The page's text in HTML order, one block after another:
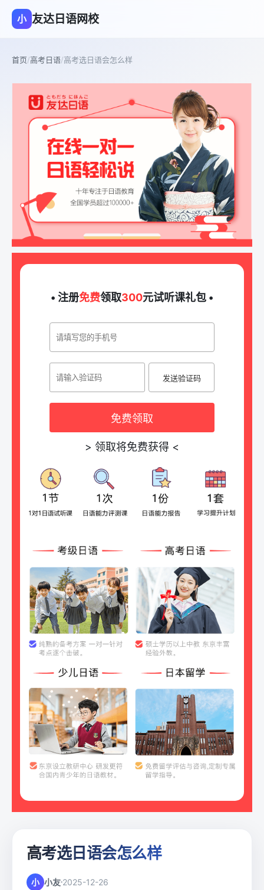
小 友达日语网校
首页/高考日语/高考选日语会怎么样
• 注册免费领取300元试听课礼包 •
发送验证码
免费领取
> 领取将免费获得 <
高考选日语会怎么样
小 小友 2025-12-26